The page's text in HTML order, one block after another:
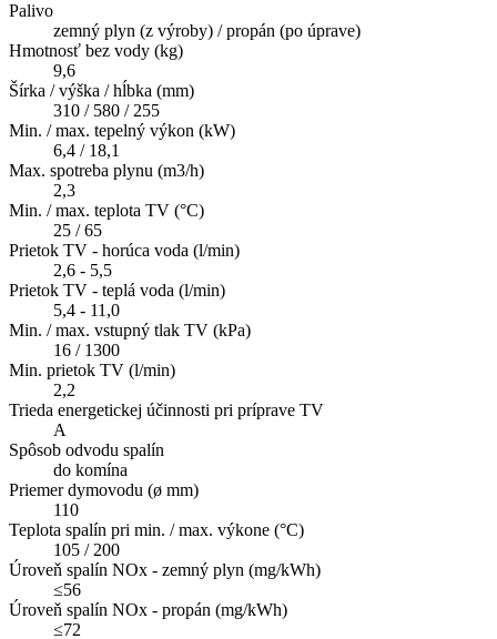
Palivo
zemný plyn (z výroby) / propán (po úprave)
Hmotnosť bez vody (kg)
9,6
Šírka / výška / hĺbka (mm)
310 / 580 / 255
Min. / max. tepelný výkon (kW)
6,4 / 18,1
Max. spotreba plynu (m3/h)
2,3
Min. / max. teplota TV (°C)
25 / 65
Prietok TV - horúca voda (l/min)
2,6 - 5,5
Prietok TV - teplá voda (l/min)
5,4 - 11,0
Min. / max. vstupný tlak TV (kPa)
16 / 1300
Min. prietok TV (l/min)
2,2
Trieda energetickej účinnosti pri príprave TV
A
Spôsob odvodu spalín
do komína
Priemer dymovodu (ø mm)
110
Teplota spalín pri min. / max. výkone (°C)
105 / 200
Úroveň spalín NOx - zemný plyn (mg/kWh)
≤56
Úroveň spalín NOx - propán (mg/kWh)
≤72